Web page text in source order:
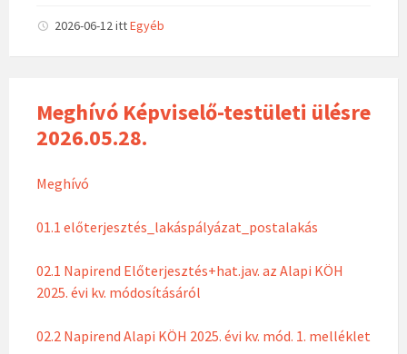
2026-06-12ittEgyéb
Meghívó Képviselő-testületi ülésre
2026.05.28.
Meghívó
01.1 előterjesztés_lakáspályázat_postalakás
02.1 Napirend Előterjesztés+hat.jav. az Alapi KÖH
2025. évi kv. módosításáról
02.2 Napirend Alapi KÖH 2025. évi kv. mód. 1. melléklet